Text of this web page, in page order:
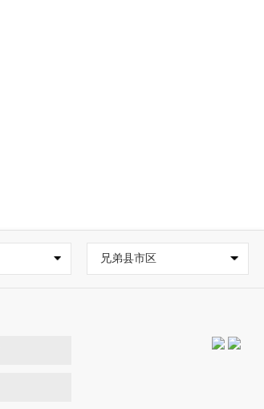
兄弟县市区